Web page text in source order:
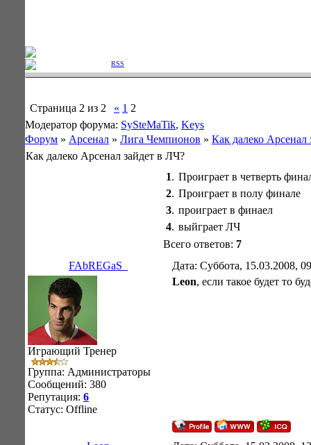
RSS
Страница 2 из 2 « 1 2
Модератор форума: SySteMaTik, Keys
Форум » Арсенал » Лига Чемпионов » Как далеко Арсенал
Как далеко Арсенал зайдет в ЛЧ?
1. Проиграет в четверть
2. Проиграет в полу финале
3. проиграет в финаел
4. выйграет ЛЧ
Всего ответов: 7
FAbREGaS_
Дата: Суббота, 15.03.2008,
Играющий Тренер
Группа: Администраторы
Сообщений: 380
Репутация: 6
Статус: Offline
Leon, если такое будет то